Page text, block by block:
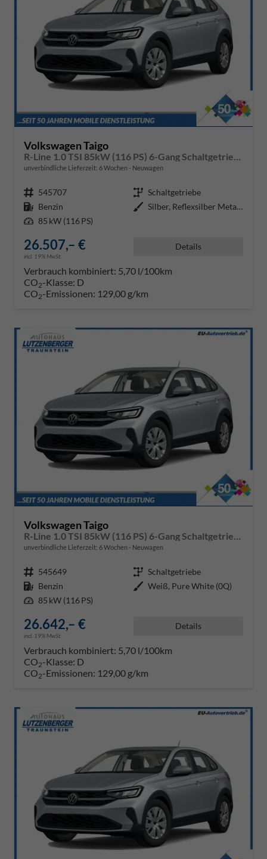
Volkswagen Taigo
unverbindliche Lieferzeit: 6 Wochen Neuwagen
Fahrzeugnr. 545707 Getriebe Schaltgetriebe
Kraftstoff Benzin Außenfarbe
Silber, Reflexsilber Metallic (8
Leistung 85 kW (116 PS)
26.507,– €
incl. 19% MwSt.
Details
Verbrauch kombiniert: 5,70 l/100km
CO2-Klasse: D
CO2-Emissionen: 129,00 g/km
Volkswagen Taigo
unverbindliche Lieferzeit: 6 Wochen Neuwagen
Fahrzeugnr. 545649 Getriebe Schaltgetriebe
Kraftstoff Benzin Außenfarbe Weiß, Pure White (0Q)
Leistung 85 kW (116 PS)
26.642,– €
incl. 19% MwSt.
Details
Verbrauch kombiniert: 5,70 l/100km
CO2-Klasse: D
CO2-Emissionen: 129,00 g/km